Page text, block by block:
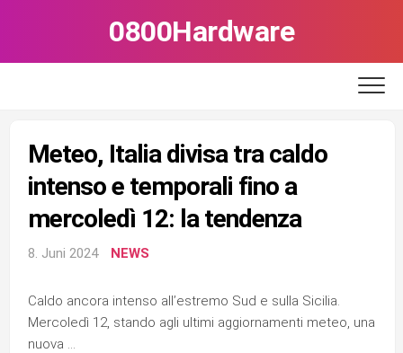
0800Hardware
Meteo, Italia divisa tra caldo
intenso e temporali fino a
mercoledì 12: la tendenza
8. Juni 2024 NEWS
Caldo ancora intenso all’estremo Sud e sulla Sicilia.
Mercoledì 12, stando agli ultimi aggiornamenti meteo, una
nuova …